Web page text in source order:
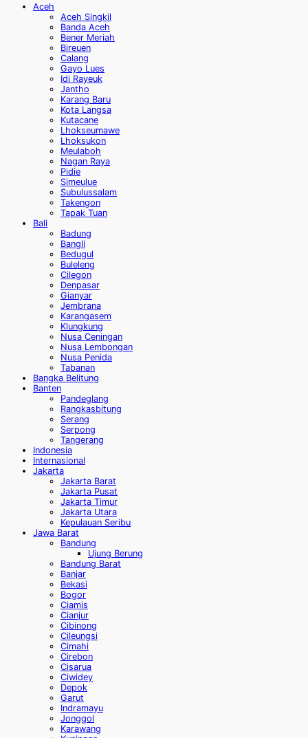
Aceh
Aceh Singkil
Banda Aceh
Bener Meriah
Bireuen
Calang
Gayo Lues
Idi Rayeuk
Jantho
Karang Baru
Kota Langsa
Kutacane
Lhokseumawe
Lhoksukon
Meulaboh
Nagan Raya
Pidie
Simeulue
Subulussalam
Takengon
Tapak Tuan
Bali
Badung
Bangli
Bedugul
Buleleng
Cilegon
Denpasar
Gianyar
Jembrana
Karangasem
Klungkung
Nusa Ceningan
Nusa Lembongan
Nusa Penida
Tabanan
Bangka Belitung
Banten
Pandeglang
Rangkasbitung
Serang
Serpong
Tangerang
Indonesia
Internasional
Jakarta
Jakarta Barat
Jakarta Pusat
Jakarta Timur
Jakarta Utara
Kepulauan Seribu
Jawa Barat
Bandung
Ujung Berung
Bandung Barat
Banjar
Bekasi
Bogor
Ciamis
Cianjur
Cibinong
Cileungsi
Cimahi
Cirebon
Cisarua
Ciwidey
Depok
Garut
Indramayu
Jonggol
Karawang